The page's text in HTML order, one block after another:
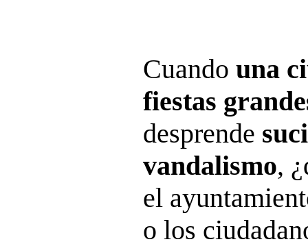
Cuando una
fiestas
desprende
vandalismo,
el
o los